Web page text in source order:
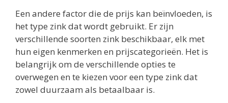
Een andere factor die de prijs kan beïnvloeden, is
het type zink dat wordt gebruikt. Er zijn
verschillende soorten zink beschikbaar, elk met
hun eigen kenmerken en prijscategorieën. Het is
belangrijk om de verschillende opties te
overwegen en te kiezen voor een type zink dat
zowel duurzaam als betaalbaar is.